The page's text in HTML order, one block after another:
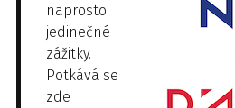
naprosto
jedinečné
zážitky.
Potkává se
zde